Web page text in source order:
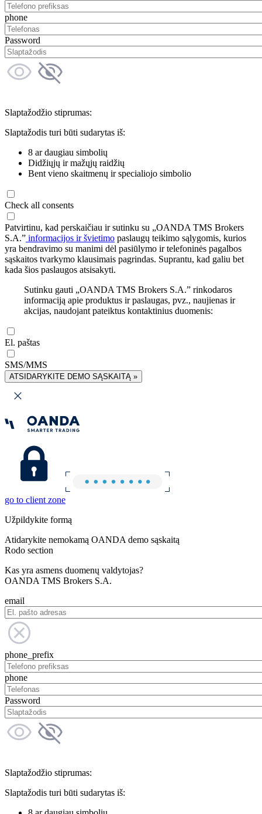
phone
Password
Slaptažodžio stiprumas:
Slaptažodis turi būti sudarytas iš:
8 ar daugiau simbolių
Didžiųjų ir mažųjų raidžių
Bent vieno skaitmenų ir specialiojo simbolio
Check all consents
Patvirtinu, kad perskaičiau ir sutinku su „OANDA TMS Brokers
S.A.” informacijos ir švietimo paslaugų teikimo sąlygomis, kurios
yra bendravimo su manimi dėl pasiūlymo ir telefoninės pagalbos
sąskaitos tvarkymo klausimais pagrindas. Suprantu, kad galiu bet
kada šios paslaugos atsisakyti.
Sutinku gauti „OANDA TMS Brokers S.A.” rinkodaros
informaciją apie produktus ir paslaugas, pvz., naujienas ir
akcijas, naudojant pateiktus kontaktinius duomenis:
El. paštas
SMS/MMS
ATSIDARYKITE DEMO SĄSKAITĄ »
go to client zone
Užpildykite formą
Atidarykite nemokamą OANDA demo sąskaitą
Rodo section
Kas yra asmens duomenų valdytojas?
OANDA TMS Brokers S.A.
email
phone_prefix
phone
Password
Slaptažodžio stiprumas:
Slaptažodis turi būti sudarytas iš: